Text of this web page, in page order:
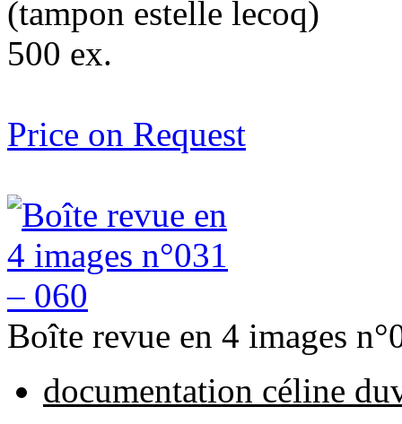
(tampon estelle lecoq)
500 ex.
Price on Request
Boîte revue en 4 images
documentation céline